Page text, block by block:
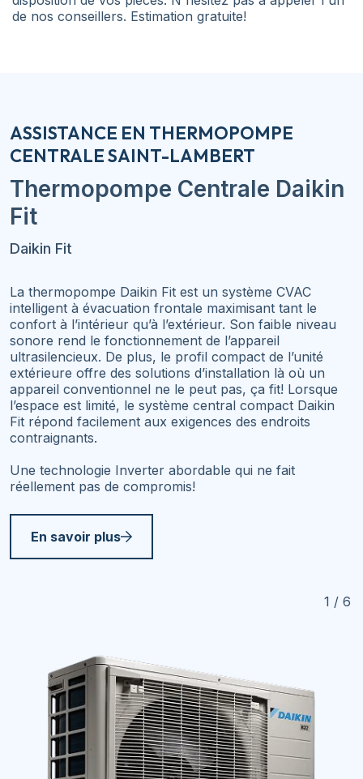
de nos conseillers. Estimation gratuite!
ASSISTANCE EN THERMOPOMPE
CENTRALE SAINT-LAMBERT
Thermopompe Centrale Daikin
Fit
Daikin Fit
La thermopompe Daikin Fit est un système CVAC
intelligent à évacuation frontale maximisant tant le
confort à l’intérieur qu’à l’extérieur. Son faible niveau
sonore rend le fonctionnement de l’appareil
ultrasilencieux. De plus, le profil compact de l’unité
extérieure offre des solutions d’installation là où un
appareil conventionnel ne le peut pas, ça fit! Lorsque
l’espace est limité, le système central compact Daikin
Fit répond facilement aux exigences des endroits
contraignants.
Une technologie Inverter abordable qui ne fait
réellement pas de compromis!
En savoir plus
1 / 6